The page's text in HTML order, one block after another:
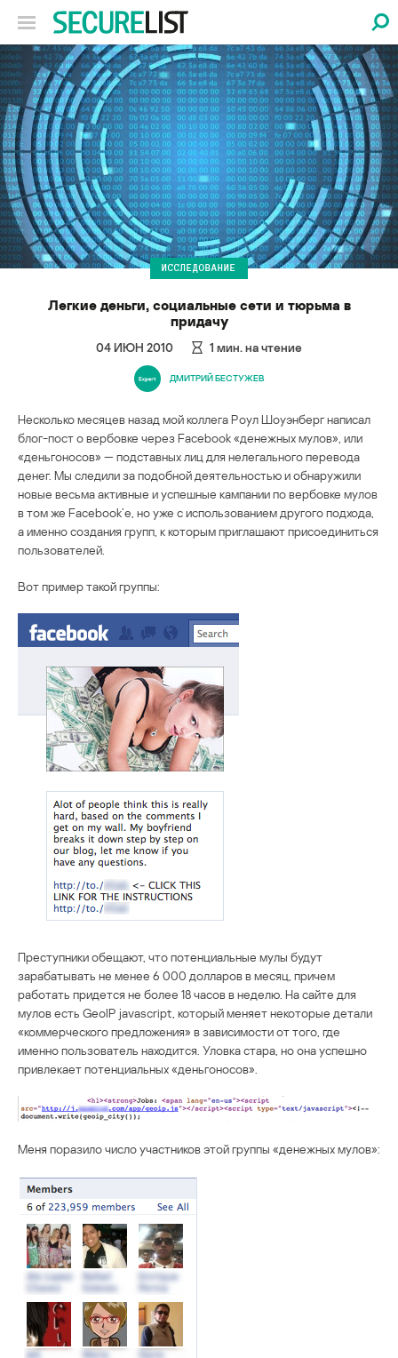
ИССЛЕДОВАНИЕ
Легкие деньги, социальные сети и тюрьма в
придачу
04 ИЮН 2010 1 мин. на чтение
ДМИТРИЙ БЕСТУЖЕВ
Несколько месяцев назад мой коллега Роул Шоуэнберг написал
блог-пост о вербовке через Facebook «денежных мулов», или
«деньгоносов» — подставных лиц для нелегального перевода
денег. Мы следили за подобной деятельностью и обнаружили
новые весьма активные и успешные кампании по вербовке мулов
в том же Facebook’e, но уже с использованием другого подхода,
а именно создания групп, к которым приглашают присоединиться
пользователей.
Вот пример такой группы:
Преступники обещают, что потенциальные мулы будут
зарабатывать не менее 6 000 долларов в месяц, причем
работать придется не более 18 часов в неделю. На сайте для
мулов есть GeoIP javascript, который меняет некоторые детали
«коммерческого предложения» в зависимости от того, где
именно пользователь находится. Уловка стара, но она успешно
привлекает потенциальных «деньгоносов».
Меня поразило число участников этой группы «денежных мулов»: